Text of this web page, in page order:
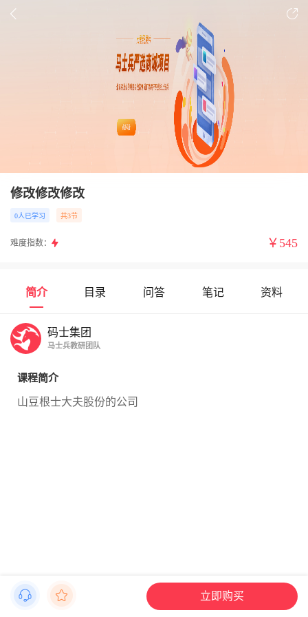
修改修改修改
0人已学习 共3节
难度指数： ￥ 545
简介 目录 问答 笔记 资料
码士集团
马士兵教研团队
课程简介
山豆根士大夫股份的公司
立即购买